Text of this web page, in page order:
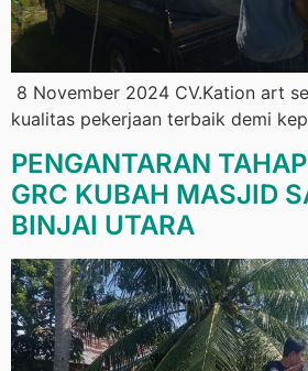
8 November 2024 CV.Kation art
kualitas pekerjaan terbaik demi
PENGANTARAN
GRC KUBAH MASJID
BINJAI UTARA